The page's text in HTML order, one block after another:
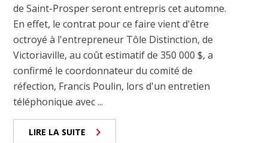
de Saint-Prosper seront entrepris cet automne.
En effet, le contrat pour ce faire vient d'être
octroyé à l'entrepreneur Tôle Distinction, de
Victoriaville, au coût estimatif de 350 000 $, a
confirmé le coordonnateur du comité de
réfection, Francis Poulin, lors d'un entretien
téléphonique avec ...
LIRE LA SUITE